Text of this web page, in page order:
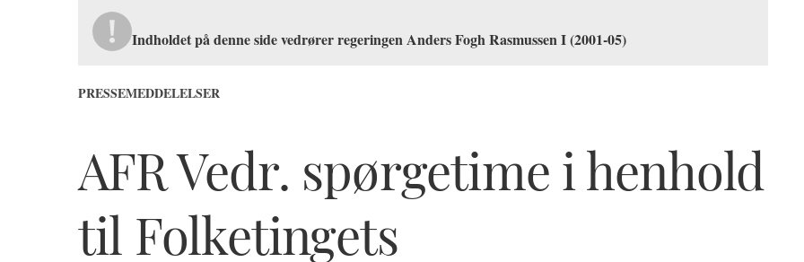
Indholdet på denne side vedrører regeringen Anders Fogh Rasmussen I (2001-05)
PRESSEMEDDELELSER
AFR Vedr. spørgetime i henhold
til Folketingets